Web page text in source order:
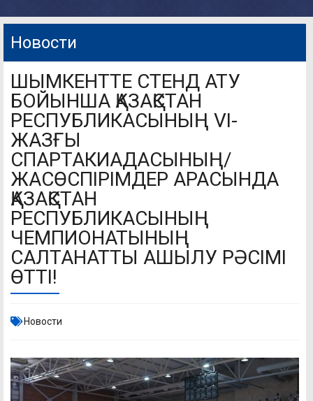
Новости
ШЫМКЕНТТЕ СТЕНД АТУ
БОЙЫНША ҚАЗАҚСТАН
РЕСПУБЛИКАСЫНЫҢ VI-
ЖАЗҒЫ
СПАРТАКИАДАСЫНЫҢ/
ЖАСӨСПІРІМДЕР АРАСЫНДА
ҚАЗАҚСТАН
РЕСПУБЛИКАСЫНЫҢ
ЧЕМПИОНАТЫНЫҢ
САЛТАНАТТЫ АШЫЛУ РӘСІМІ
ӨТТІ!
Новости